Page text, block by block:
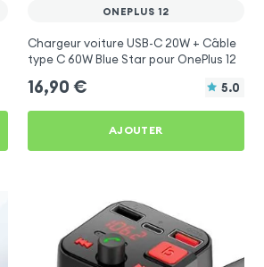
ONEPLUS 12
Chargeur voiture USB-C 20W + Câble
type C 60W Blue Star pour OnePlus 12
16,90 € 5.0
AJOUTER